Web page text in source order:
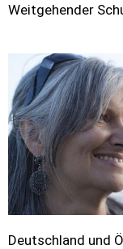
Weitgehender
Deutschland und